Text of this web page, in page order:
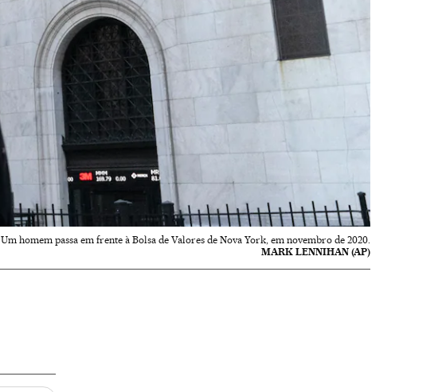
Um homem passa em frente à Bolsa de Valores de Nova York, em novembro de 2020.
MARK LENNIHAN (AP)